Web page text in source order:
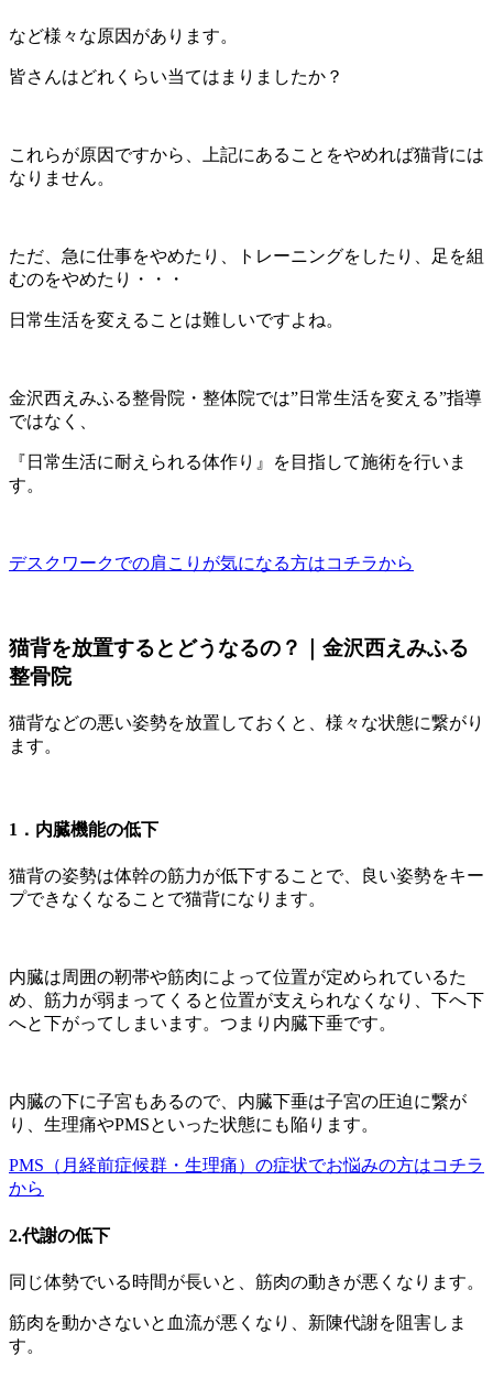
など様々な原因があります。
皆さんはどれくらい当てはまりましたか？
これらが原因ですから、上記にあることをやめれば猫背には
なりません。
ただ、急に仕事をやめたり、トレーニングをしたり、足を組
むのをやめたり・・・
日常生活を変えることは難しいですよね。
金沢西えみふる整骨院・整体院では”日常生活を変える”指導
ではなく、
『日常生活に耐えられる体作り』を目指して施術を行いま
す。
デスクワークでの肩こりが気になる方はコチラから
猫背を放置するとどうなるの？｜金沢西えみふる
整骨院
猫背などの悪い姿勢を放置しておくと、様々な状態に繋がり
ます。
1．内臓機能の低下
猫背の姿勢は体幹の筋力が低下することで、良い姿勢をキー
プできなくなることで猫背になります。
内臓は周囲の靭帯や筋肉によって位置が定められているた
め、筋力が弱まってくると位置が支えられなくなり、下へ下
へと下がってしまいます。つまり内臓下垂です。
内臓の下に子宮もあるので、内臓下垂は子宮の圧迫に繋が
り、生理痛やPMSといった状態にも陥ります。
PMS（月経前症候群・生理痛）の症状でお悩みの方はコチラ
から
2.代謝の低下
同じ体勢でいる時間が長いと、筋肉の動きが悪くなります。
筋肉を動かさないと血流が悪くなり、新陳代謝を阻害しま
す。